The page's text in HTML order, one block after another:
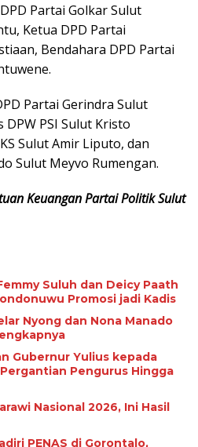
Partai Golkar Sulut
Ketua DPD Partai
Bendahara DPD Partai
Partai Gerindra Sulut
PSI Sulut Kristo
Sulut Amir Liputo, dan
Sulut Meyvo Rumengan.
Keuangan Partai Politik Sulut
Suluh dan Deicy Paath
Promosi jadi Kadis
Nyong dan Nona Manado
Gubernur Yulius kepada
Pergantian Pengurus Hingga
Nasional 2026, Ini Hasil
PENAS di Gorontalo,